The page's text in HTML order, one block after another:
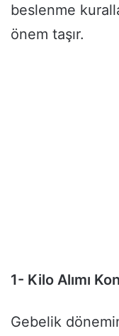
beslenme
önem taşır.
1- Kilo Alımı
Gebelik